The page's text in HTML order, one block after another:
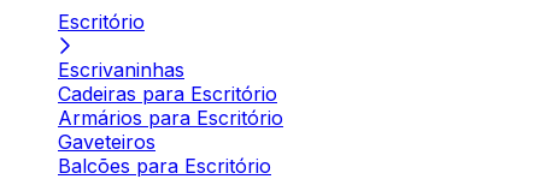
Escritório
Escrivaninhas
Cadeiras para Escritório
Armários para Escritório
Gaveteiros
Balcões para Escritório